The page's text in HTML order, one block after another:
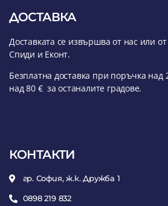
ДОСТАВКА
Доставката се извършва от нас или
Спиди и Еконт.
Безплатна доставка при поръчка над
над 80 € за останалите градове.
КОНТАКТИ
гр. София, ж.к. Дружба 1
0898 219 832